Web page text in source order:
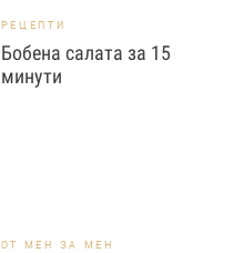
РЕЦЕПТИ
Бобена салата за 15
минути
ОТ МЕН ЗА МЕН